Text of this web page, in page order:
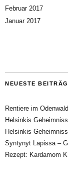
Februar 2017
Januar 2017
NEUESTE
Rentiere im
Helsinkis
Helsinkis
Syntynyt Lapissa –
Rezept: Kardamom